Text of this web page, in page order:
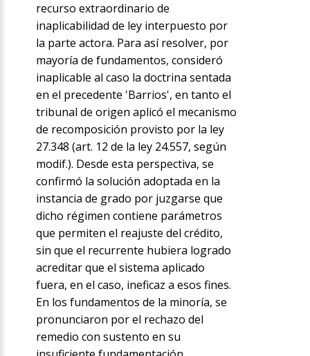
recurso extraordinario de
inaplicabilidad de ley interpuesto por
la parte actora. Para así resolver, por
mayoría de fundamentos, consideró
inaplicable al caso la doctrina sentada
en el precedente 'Barrios', en tanto el
tribunal de origen aplicó el mecanismo
de recomposición provisto por la ley
27.348 (art. 12 de la ley 24.557, según
modif.). Desde esta perspectiva, se
confirmó la solución adoptada en la
instancia de grado por juzgarse que
dicho régimen contiene parámetros
que permiten el reajuste del crédito,
sin que el recurrente hubiera logrado
acreditar que el sistema aplicado
fuera, en el caso, ineficaz a esos fines.
En los fundamentos de la minoría, se
pronunciaron por el rechazo del
remedio con sustento en su